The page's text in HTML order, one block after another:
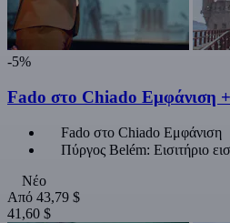
-5%
Fado στο Chiado Εμφάνιση
Fado στο Chiado Εμφάνιση
Πύργος Belém: Εισιτήριο
Νέο
Από 43,79 $
41,60 $